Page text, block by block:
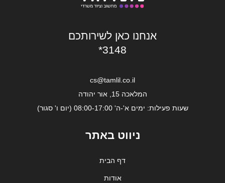
אנחנו כאן לשירותכם
*3148
cs@tamlil.co.il
המלאכה 15, אור יהודה
שעות פעילות: ימים א'-ה' 08:00-17:00 (יום ו' סגור)
ניווט באתר
דף הבית
אודות